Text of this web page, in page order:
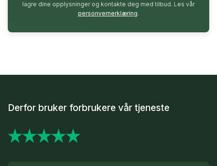
lagre dine opplysninger og kontakte deg med tilbud. Les vår
personvernerklæring.
Derfor bruker forbrukere vår tjeneste